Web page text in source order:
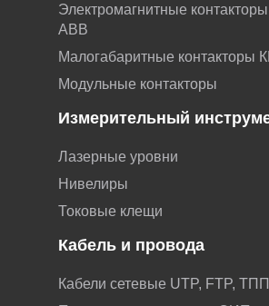
Электромагнитные контакторы
АВВ
Малогабаритные контакторы
Модульные контакторы
Измерительный
Лазерные уровни
Нивелиры
Токовые клещи
Кабель и провода
Кабели сетевые UTP, FTP, ТПП